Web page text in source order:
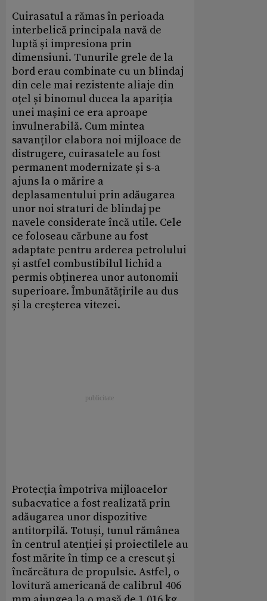
Cuirasatul a rămas în perioada
interbelică principala navă de
luptă și impresiona prin
dimensiuni. Tunurile grele de la
bord erau combinate cu un blindaj
din cele mai rezistente aliaje din
oțel și binomul ducea la apariția
unei mașini ce era aproape
invulnerabilă. Cum mintea
savanților elabora noi mijloace de
distrugere, cuirasatele au fost
permanent modernizate și s-a
ajuns la o mărire a
deplasamentului prin adăugarea
unor noi straturi de blindaj pe
navele considerate încă utile. Cele
ce foloseau cărbune au fost
adaptate pentru arderea petrolului
și astfel combustibilul lichid a
permis obținerea unor autonomii
superioare. Îmbunătățirile au dus
și la creșterea vitezei.
Protecția împotriva mijloacelor
subacvatice a fost realizată prin
adăugarea unor dispozitive
antitorpilă. Totuși, tunul rămânea
în centrul atenției și proiectilele au
fost mărite în timp ce a crescut și
încărcătura de propulsie. Astfel, o
lovitură americană de calibrul 406